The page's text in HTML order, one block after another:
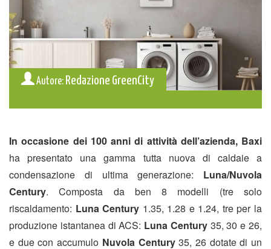
Autore: Redazione GreenCity
In occasione dei 100 anni di attività dell’azienda, Baxi
ha presentato una gamma tutta nuova di caldaie a
condensazione di ultima generazione: Luna/Nuvola
Century. Composta da ben 8 modelli (tre solo
riscaldamento: Luna Century 1.35, 1.28 e 1.24, tre per la
produzione istantanea di ACS: Luna Century 35, 30 e 26,
e due con accumulo Nuvola Century 35, 26 dotate di un